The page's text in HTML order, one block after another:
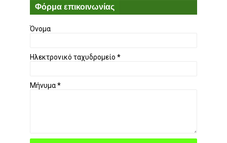
Φόρμα επικοινωνίας
Όνομα
Ηλεκτρονικό ταχυδρομείο *
Μήνυμα*